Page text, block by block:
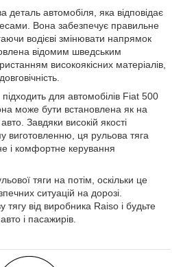
деталь автомобіля, яка відповідає
Вона забезпечує правильне
водієві змінювати напрямок
відомим шведським
високоякісних матеріалів,
для автомобілів Fiat 500
може бути встановлена як на
Завдяки високій якості
виготовленню, ця рульова тяга
і комфортне керування
тяги на потім, оскільки це
ситуацій на дорозі.
тягу від виробника Raiso і будьте
і пасажирів.